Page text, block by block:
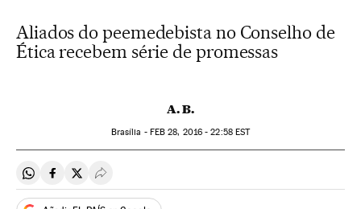
Aliados do peemedebista no Conselho de
Ética recebem série de promessas
A. B.
Brasília - FEB 28, 2016 - 22:58EST
Compartir en Whatsapp
Compartir en Facebook
Compartir en Twitter
Desplegar Redes Sociales